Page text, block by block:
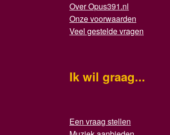
Over Opus391.nl
Onze voorwaarden
Veel gestelde vragen
Ik wil graag...
Een vraag stellen